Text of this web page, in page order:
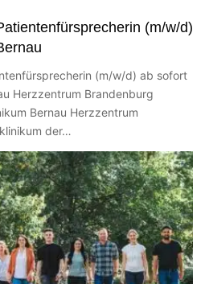
(m/w/d)
(m/w/d) ab sofort
Herzzentrum Brandenburg
Bernau Herzzentrum
der…